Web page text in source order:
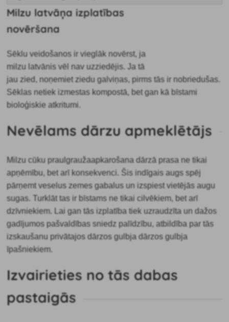
Milzu latvāņa izplatības
novēršana
Sēklu veidošanos ir vieglāk novērst, ja
milzu latvānis vēl nav uzziedējis. Ja tā
jau zied, noņemiet ziedu galviņas, pirms tās ir nobriedušas.
Sēklas netiek izmestas kompostā, bet gan kā bīstami
bioloģiskie atkritumi.
Nevēlams dārzu apmeklētājs
Milzu cūku praulgraužaapkarošanadārzā prasa ne tikai
apņēmību, bet arī konsekvenci. Šis indīgais augs spēj
pārņemt veselus zemes gabalus un izspiest vietējās augu
sugas. Turklāt tas ir bīstams ne tikai cilvēkiem, bet arī
dzīvniekiem. Lai gan tās izplatība tiek uzraudzīta un dažos
gadījumos pašvaldības sniedz palīdzību, atbildība par tās
izskaušanu privātajos dārzos gulbja dārzos gulbja
īpašniekiem.
Izvairieties no tās dabas
pastaigās